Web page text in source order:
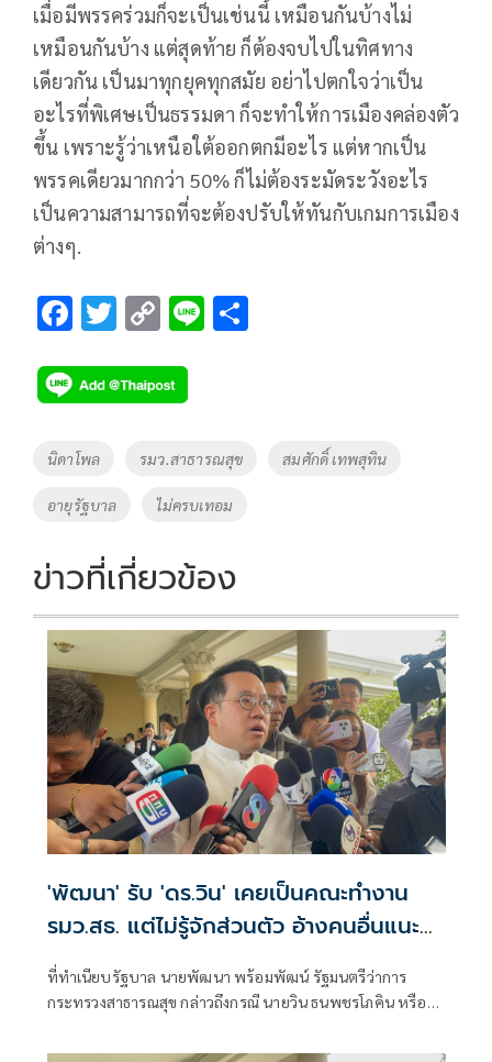
เมื่อมีพรรคร่วมก็จะเป็นเช่นนี้​ เหมือนกันบ้างไม่
เหมือนกันบ้าง แต่สุดท้าย ก็ต้องจบไปในทิศทาง
เดียวกัน เป็นมาทุกยุคทุกสมัย อย่าไปตกใจว่าเป็น
อะไรที่พิเศษเป็นธรรมดา ก็จะทำให้การเมืองคล่องตัว
ขึ้น เพราะรู้ว่าเหนือใต้ออกตกมีอะไร แต่หากเป็น
พรรคเดียวมากกว่า 50% ก็ไม่ต้องระมัดระวังอะไร
เป็นความสามารถที่จะต้องปรับให้ทันกับเกมการเมือง
ต่างๆ.
F
e
b
o
o
k
T
tt
er
C
p
y
Li
n
k
Li
Tags
นิดาโพล รมว.สาธารณสุข สมศักดิ์ เทพสุทิน
อายุรัฐบาล ไม่ครบเทอม
ข่าวที่เกี่ยวข้อง
'พัฒนา' รับ 'ดร.วิน' เคยเป็นคณะทำงาน
รมว.สธ. แต่ไม่รู้จักส่วนตัว อ้างคนอื่นแนะนำ
มา
ที่ทำเนียบรัฐบาล นายพัฒนา พร้อมพัฒน์ รัฐมนตรีว่าการ
กระทรวงสาธารณสุข กล่าวถึงกรณี นายวิน ธนพชรโภคิน หรือ